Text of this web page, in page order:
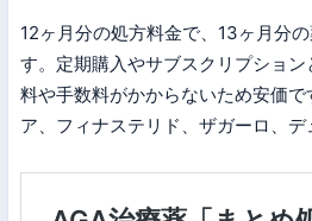
12ヶ月分の処方料金で、13ヶ月分
す。定期購入やサブスクリプショ
料や手数料がかからないため安価
ア、フィナステリド、ザガーロ、デ